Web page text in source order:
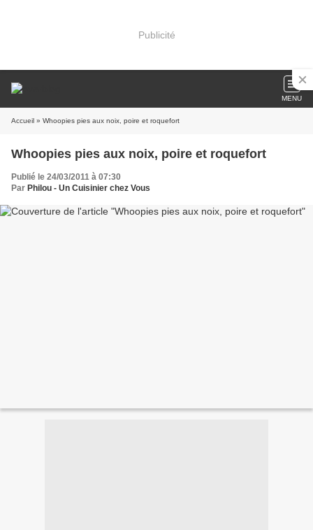
Publicité
MENU
Accueil » Whoopies pies aux noix, poire et roquefort
Whoopies pies aux noix, poire et roquefort
Publié le 24/03/2011 à 07:30
Par Philou - Un Cuisinier chez Vous